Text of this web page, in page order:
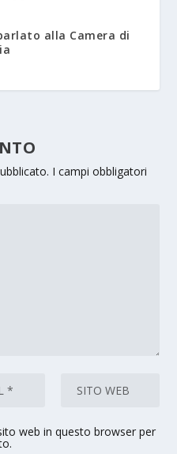
alla Camera di
I campi obbligatori
web in questo browser per